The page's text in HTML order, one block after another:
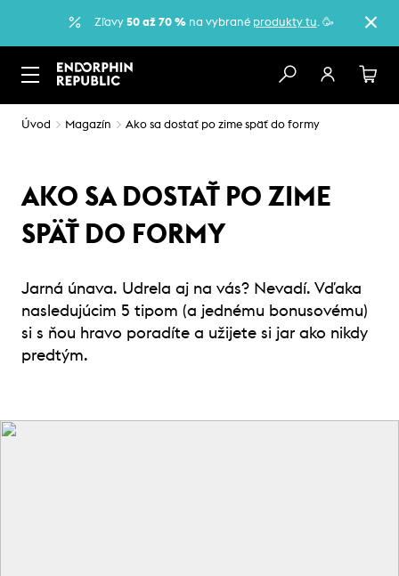
Zľavy 50 až 70 %na vybrané produkty tu. 🥳
Úvod Magazín Ako sa dostať po zime späť do formy
AKO SA DOSTAŤ PO ZIME
SPÄŤ DO FORMY
Jarná únava. Udrela aj na vás? Nevadí. Vďaka
nasledujúcim 5 tipom (a jednému bonusovému)
si s ňou hravo poradíte a užijete si jar ako nikdy
predtým.